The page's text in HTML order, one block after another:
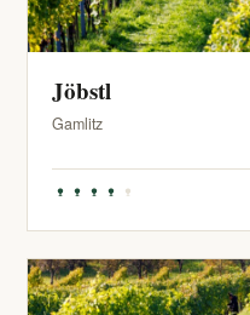
Jöbstl
Gamlitz